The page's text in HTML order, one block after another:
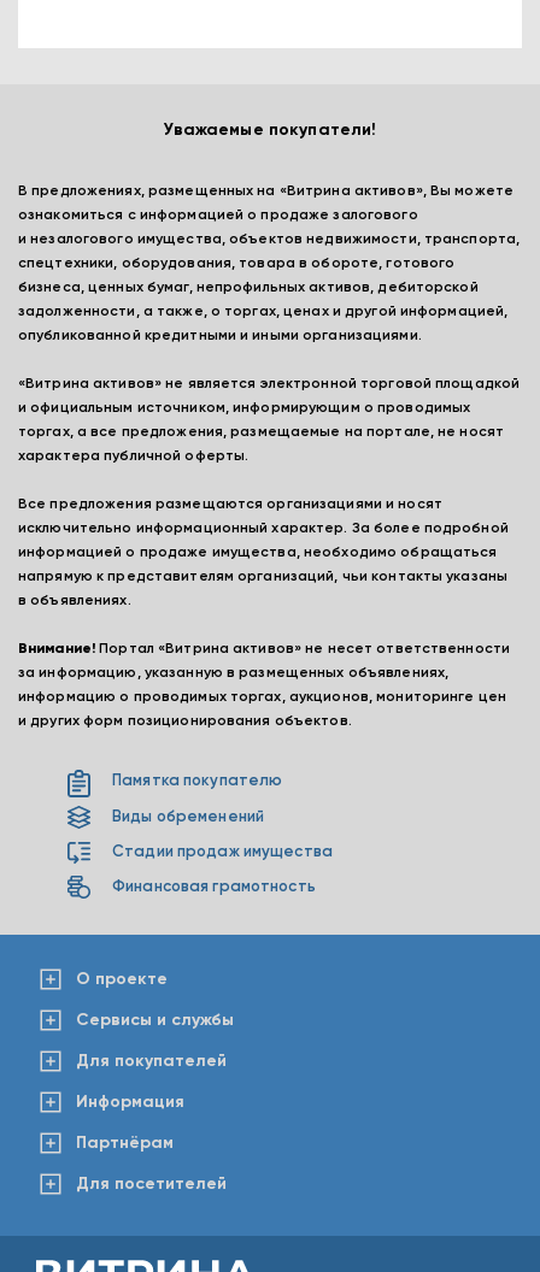
Уважаемые покупатели!
В предложениях, размещенных на «Витрина активов», Вы можете
ознакомиться с информацией о продаже залогового
и незалогового имущества, объектов недвижимости, транспорта,
спецтехники, оборудования, товара в обороте, готового
бизнеса, ценных бумаг, непрофильных активов, дебиторской
задолженности, а также, о торгах, ценах и другой информацией,
опубликованной кредитными и иными организациями.
«Витрина активов» не является электронной торговой площадкой
и официальным источником, информирующим о проводимых
торгах, а все предложения, размещаемые на портале, не носят
характера публичной оферты.
Все предложения размещаются организациями и носят
исключительно информационный характер. За более подробной
информацией о продаже имущества, необходимо обращаться
напрямую к представителям организаций, чьи контакты указаны
в объявлениях.
Внимание! Портал «Витрина активов» не несет ответственности
за информацию, указанную в размещенных объявлениях,
информацию о проводимых торгах, аукционов, мониторинге цен
и других форм позиционирования объектов.
Памятка покупателю
Виды обременений
Стадии продаж имущества
Финансовая грамотность
О проекте
Сервисы и службы
Для покупателей
Информация
Партнёрам
Для посетителей